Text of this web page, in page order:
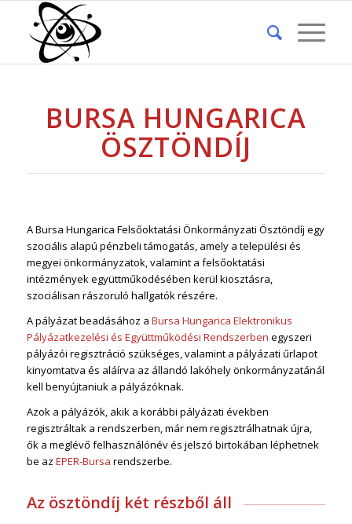
BURSA HUNGARICA
ÖSZTÖNDÍJ
A Bursa Hungarica Felsőoktatási Önkormányzati Ösztöndíj egy
szociális alapú pénzbeli támogatás, amely a települési és
megyei önkormányzatok, valamint a felsőoktatási
intézmények együttműködésében kerül kiosztásra,
szociálisan rászoruló hallgatók részére.
A pályázat beadásához a Bursa Hungarica Elektronikus
Pályázatkezelési és Együttműködési Rendszerben egyszeri
pályázói regisztráció szükséges, valamint a pályázati űrlapot
kinyomtatva és aláírva az állandó lakóhely önkormányzatánál
kell benyújtaniuk a pályázóknak.
Azok a pályázók, akik a korábbi pályázati években
regisztráltak a rendszerben, már nem regisztrálhatnak újra,
ők a meglévő felhasználónév és jelszó birtokában léphetnek
be az EPER-Bursa rendszerbe.
Az ösztöndíj két részből áll